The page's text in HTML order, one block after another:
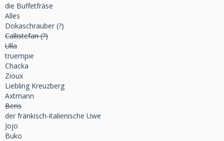
die Buffetfräse
Alles
Dokaschrauber (?)
Callistefan (?)
Ulla
truempie
Chacka
Zioux
Liebling Kreuzberg
Axtmann
Beris
der fränkisch-italienische Uwe
Jojo
Buko